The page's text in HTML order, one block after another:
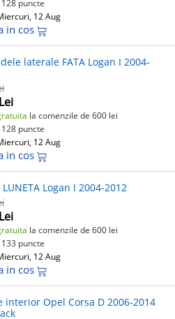
puncte
12 Aug
in cos
laterale FATA Logan I 2004-
Lei
la comenzile de 600 lei
puncte
12 Aug
in cos
Logan I 2004-2012
Lei
la comenzile de 600 lei
puncte
12 Aug
in cos
interior Opel Corsa D 2006-2014